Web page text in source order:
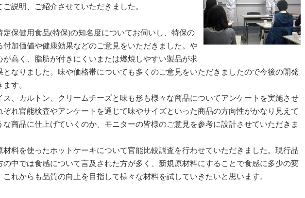
説明、ご紹介させていただきました。
保健用食品(特保)の知名度についてお伺いし、特保の
付加価値や健康効果などのご意見をいただきました。や
が高く、脂肪が付きにくいまたは燃焼しやすい製品が求
なりました。味や価格帯についても多くのご意見をいただきましたので今後の開発
す。
、カルトン、クリームチーズと味も形も様々な商品についてアンケートを実施させ
ぞれ官能検査やアンケートを通じて味やサイズといった商品の方向性がかなり見えて
な商品に仕上げていくのか、モニターの皆様のご意見を参考に設計させていただきま
料を使ったホットケーキについて官能比較調査を行わせていただきました。現行品
の中では食感について言及された方が多く、新規原材料にすることで食感に多少の変
れからも品質の向上を目指して様々な材料を試していきたいと思います。